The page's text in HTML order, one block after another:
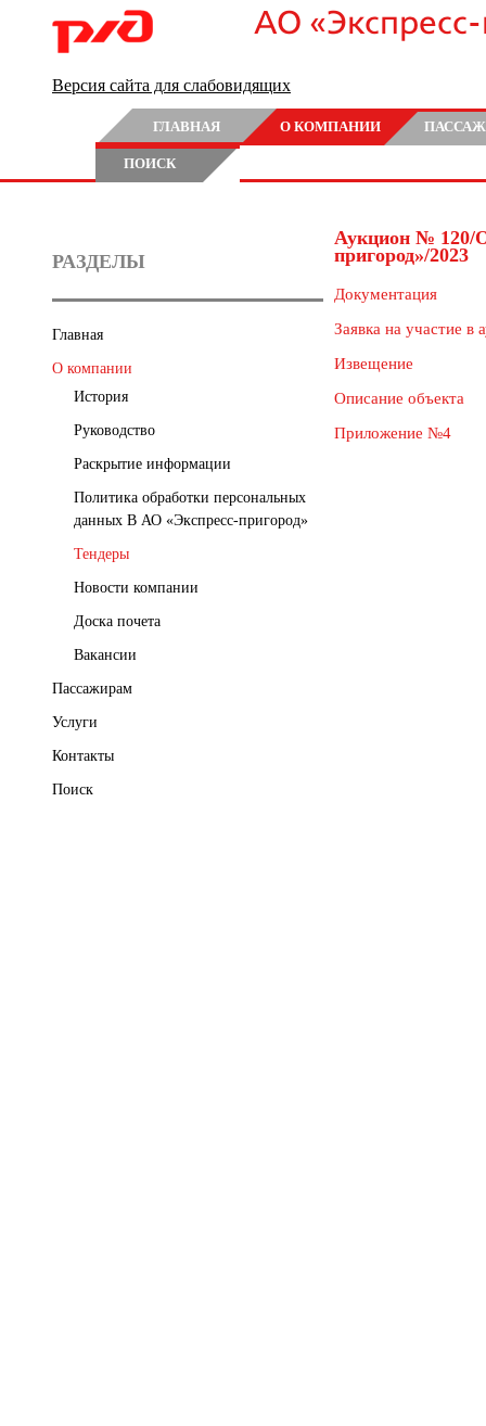
АО
Версия сайта для слабовидящих
ГЛАВНАЯ О КОМПАНИИ
ПОИСК
РАЗДЕЛЫ
Главная
О компании
История
Руководство
Раскрытие информации
Политика обработки персональных
данных В АО «Экспресс-пригород»
Тендеры
Новости компании
Доска почета
Вакансии
Пассажирам
Услуги
Контакты
Поиск
Аукцион № 120/
пригород»/2023
Документация
Заявка на участие в
Извещение
Описание объекта
Приложение №4